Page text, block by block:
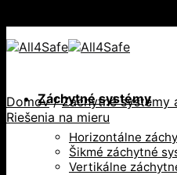
Záchytné systémy
Horizontálne
Šikmé záchytné
Vertikálne
Domov / Záchytné systémy
Riešenia na mieru